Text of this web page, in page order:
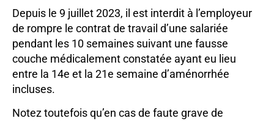
Depuis le 9 juillet 2023, il est interdit à l’employeur
de rompre le contrat de travail d’une salariée
pendant les 10 semaines suivant une fausse
couche médicalement constatée ayant eu lieu
entre la 14e et la 21e semaine d’aménorrhée
incluses.
Notez toutefois qu’en cas de faute grave de